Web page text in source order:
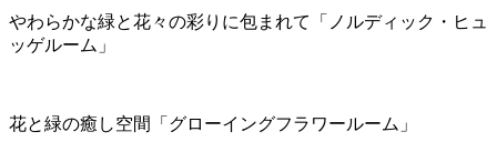
やわらかな緑と花々の彩りに包まれて「ノルディック・ヒュ
ッゲルーム」
花と緑の癒し空間「グローイングフラワールーム」